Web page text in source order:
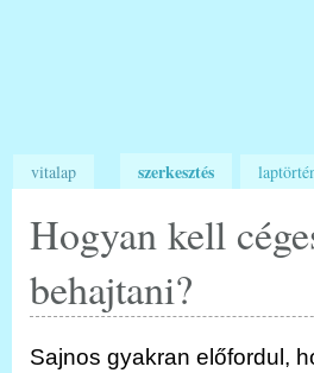
vitalap szerkesztés
Hogyan kell
behajtani?
Sajnos gyakran előfordul,